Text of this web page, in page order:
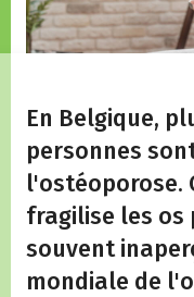
En Belgique,
personnes
l'ostéoporose.
fragilise les os
souvent
mondiale de